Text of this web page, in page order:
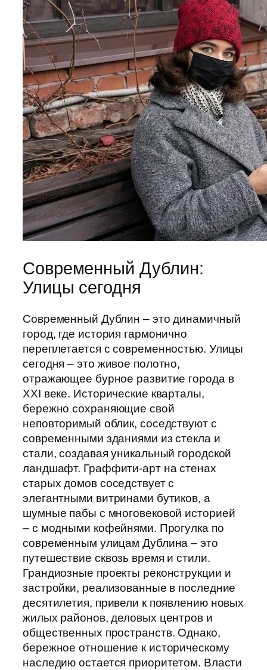
Современный Дублин:
Улицы сегодня
Современный Дублин – это динамичный
город, где история гармонично
переплетается с современностью. Улицы
сегодня – это живое полотно,
отражающее бурное развитие города в
XXI веке. Исторические кварталы,
бережно сохраняющие свой
неповторимый облик, соседствуют с
современными зданиями из стекла и
стали, создавая уникальный городской
ландшафт. Граффити-арт на стенах
старых домов соседствует с
элегантными витринами бутиков, а
шумные пабы с многовековой историей
– с модными кофейнями. Прогулка по
современным улицам Дублина – это
путешествие сквозь время и стили.
Грандиозные проекты реконструкции и
застройки, реализованные в последние
десятилетия, привели к появлению новых
жилых районов, деловых центров и
общественных пространств. Однако,
бережное отношение к историческому
наследию остается приоритетом. Власти